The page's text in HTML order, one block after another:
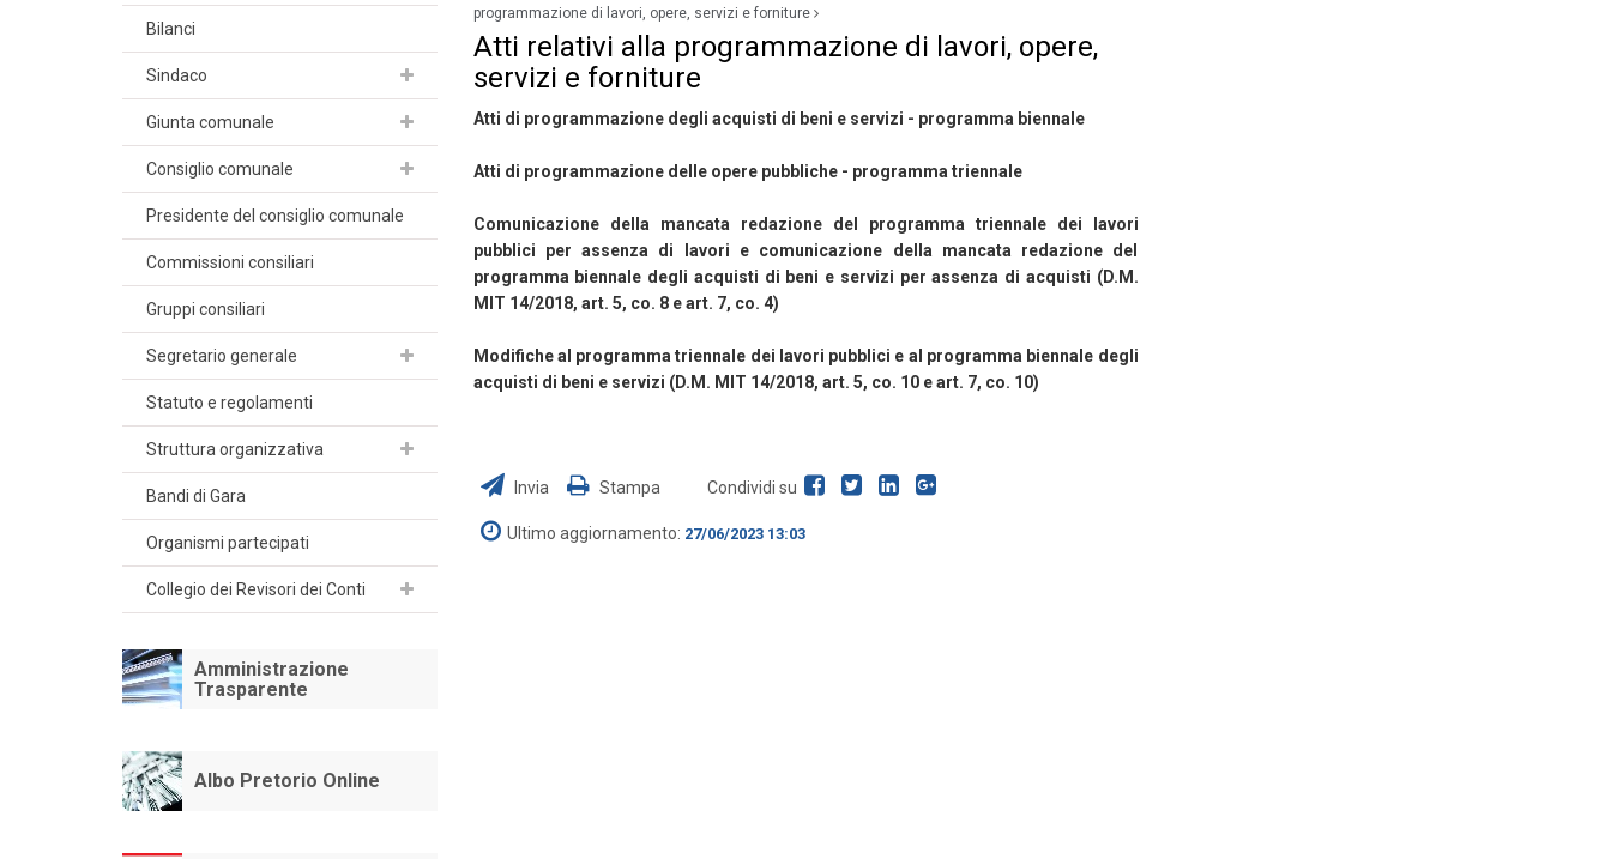
Bilanci
Sindaco
Giunta comunale
Consiglio comunale
Presidente del consiglio comunale
Commissioni consiliari
Gruppi consiliari
Segretario generale
Statuto e regolamenti
Struttura organizzativa
Bandi di Gara
Organismi partecipati
Collegio dei Revisori dei Conti
Amministrazione
Trasparente
Albo Pretorio Online
programmazione di lavori, opere, servizi e forniture
Atti relativi alla programmazione di lavori, opere,
servizi e forniture
Atti di programmazione degli acquisti di beni e servizi - programma biennale
Atti di programmazione delle opere pubbliche - programma triennale
Comunicazione della mancata redazione del programma triennale dei lavori
pubblici per assenza di lavori e comunicazione della mancata redazione del
programma biennale degli acquisti di beni e servizi per assenza di acquisti (D.M.
MIT 14/2018, art. 5, co. 8 e art. 7, co. 4)
Modifiche al programma triennale dei lavori pubblici e al programma biennale degli
acquisti di beni e servizi (D.M. MIT 14/2018, art. 5, co. 10 e art. 7, co. 10)
Invia Stampa Condividi su
Ultimo aggiornamento: 27/06/2023 13:03